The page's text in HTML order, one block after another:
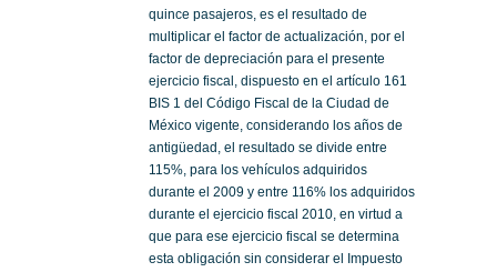
quince pasajeros, es el resultado de
multiplicar el factor de actualización, por el
factor de depreciación para el presente
ejercicio fiscal, dispuesto en el artículo 161
BIS 1 del Código Fiscal de la Ciudad de
México vigente, considerando los años de
antigüedad, el resultado se divide entre
115%, para los vehículos adquiridos
durante el 2009 y entre 116% los adquiridos
durante el ejercicio fiscal 2010, en virtud a
que para ese ejercicio fiscal se determina
esta obligación sin considerar el Impuesto